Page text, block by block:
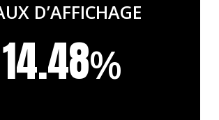
D’AFFICHAGE
14.48%